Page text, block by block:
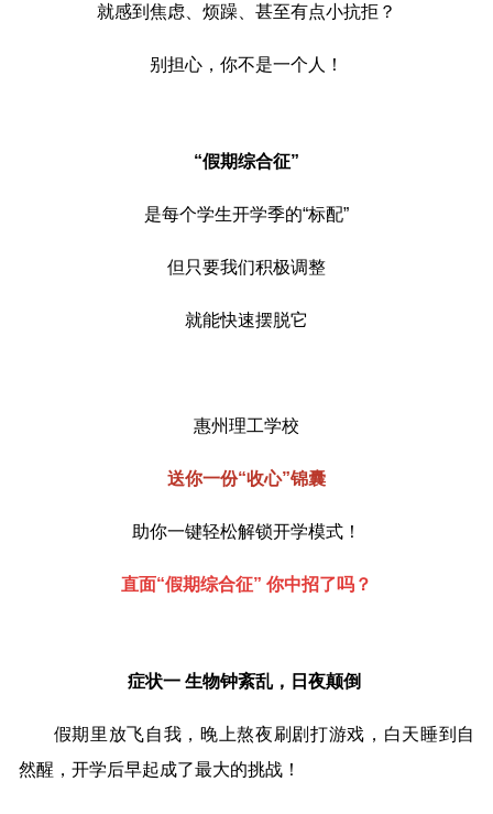
就感到焦虑、烦躁、甚至有点小抗拒？
别担心，你不是一个人！
“假期综合征”
是每个学生开学季的“标配”
但只要我们积极调整
就能快速摆脱它
惠州理工学校
送你一份“收心”锦囊
助你一键轻松解锁开学模式！
直面“假期综合征” 你中招了吗？
症状一 生物钟紊乱，日夜颠倒
假期里放飞自我，晚上熬夜刷剧打游戏，白天睡到自
然醒，开学后早起成了最大的挑战！